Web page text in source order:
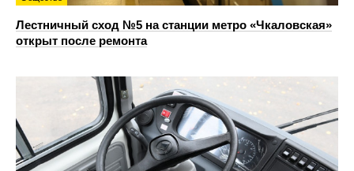
Лестничный сход №5 на станции метро «Чкаловская»
открыт после ремонта